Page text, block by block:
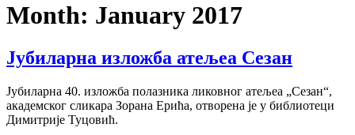
Month: January 2017
Јубиларна изложба атељеа Сезан
Јубиларна 40. изложба полазника ликовног атељеа „Сезан“,
академског сликара Зорана Ерића, отворена је у библиотеци
Димитрије Туцовић.